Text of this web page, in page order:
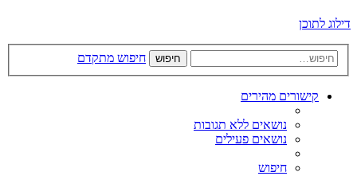
דילוג לתוכן
חיפוש חיפוש מתקדם
קישורים מהירים
נושאים ללא תגובות
נושאים פעילים
חיפוש